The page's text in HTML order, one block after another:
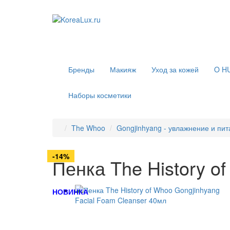
Бренды Макияж Уход за кожей O
Наборы косметики
The Whoo Gongjinhyang - увлажнение и
Пенка The History
НОВИНКА
-6%
-19%
-8%
-34%
-19%
-19%
-14%